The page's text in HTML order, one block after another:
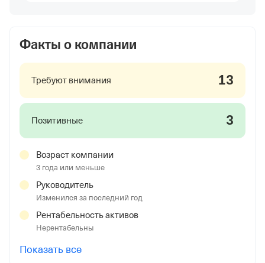
Факты о компании
Требуют внимания 13
Позитивные 3
Возраст компании
3 года или меньше
Руководитель
Изменился за последний год
Рентабельность активов
Нерентабельны
Показать все